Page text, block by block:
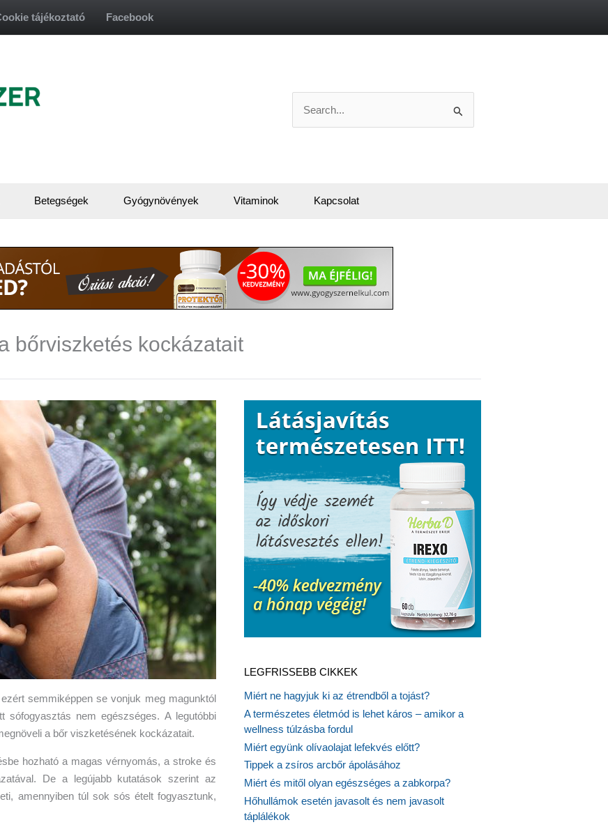
tájékoztató Facebook
for:
Betegségek Gyógynövények Vitaminok Kapcsolat
bőrviszketés kockázatait
semmiképpen se vonjuk meg magunktól
sófogyasztás nem egészséges. A legutóbbi
a bőr viszketésének kockázatait.
hozható a magas vérnyomás, a stroke és
De a legújabb kutatások szerint az
amennyiben túl sok sós ételt fogyasztunk,
LEGFRISSEBB CIKKEK
Miért ne hagyjuk ki az étrendből a tojást?
A természetes életmód is lehet káros – amikor a
wellness túlzásba fordul
Miért együnk olívaolajat lefekvés előtt?
Tippek a zsíros arcbőr ápolásához
Miért és mitől olyan egészséges a zabkorpa?
Hőhullámok esetén javasolt és nem javasolt
táplálékok